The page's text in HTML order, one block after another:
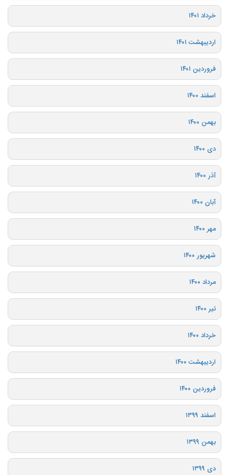
خرداد ۱۴۰۱
اردیبهشت ۱۴۰۱
فروردین ۱۴۰۱
اسفند ۱۴۰۰
بهمن ۱۴۰۰
دی ۱۴۰۰
آذر ۱۴۰۰
آبان ۱۴۰۰
مهر ۱۴۰۰
شهریور ۱۴۰۰
مرداد ۱۴۰۰
تیر ۱۴۰۰
خرداد ۱۴۰۰
اردیبهشت ۱۴۰۰
فروردین ۱۴۰۰
اسفند ۱۳۹۹
بهمن ۱۳۹۹
دی ۱۳۹۹